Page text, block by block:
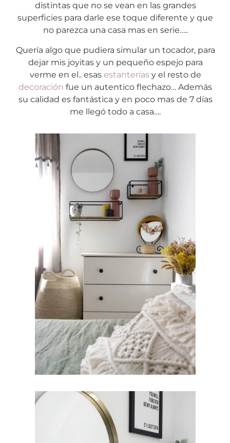
distintas que no se vean en las grandes
superficies para darle ese toque diferente y que
no parezca una casa mas en serie…..
Quería algo que pudiera simular un tocador, para
dejar mis joyitas y un pequeño espejo para
verme en el.. esas estanteríasy el resto de
decoración fue un autentico flechazo… Además
su calidad es fantástica y en poco mas de 7 días
me llegó todo a casa….